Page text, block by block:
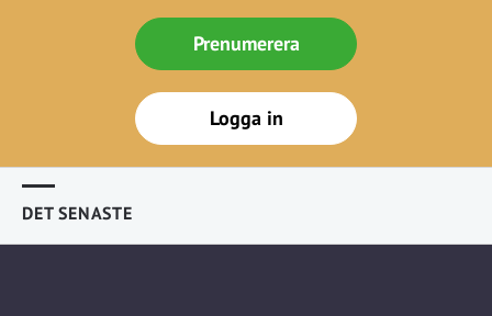
Prenumerera
Logga in
DET SENASTE